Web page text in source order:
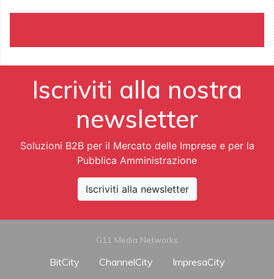
Iscriviti alla nostra
newsletter
Soluzioni B2B per il Mercato delle Imprese e per la
Pubblica Amministrazione
Iscriviti alla newsletter
G11 Media Networks
BitCity ChannelCity
ImpresaCity